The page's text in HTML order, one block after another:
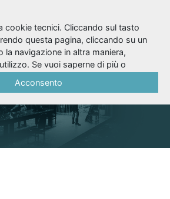
(1963)
cookie tecnici. Cliccando sul tasto
questa pagina, cliccando su un
la navigazione in altra maniera,
Se vuoi saperne di più o
Acconsento